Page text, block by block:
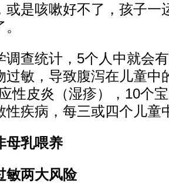
或是咳嗽好不了，孩子一
查统计，5个人中就会有
过敏，导致腹泻在儿童中
性皮炎（湿疹），10个
性疾病，每三或四个儿童
母乳喂养
两大风险